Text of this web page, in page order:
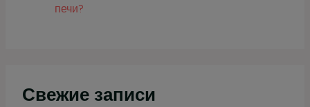
печи?
Свежие записи